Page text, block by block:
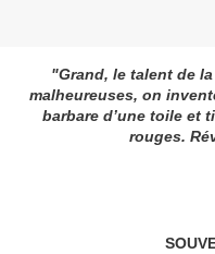
"Grand, le talent de
malheureuses, on
barbare d’une toile et
rouges.